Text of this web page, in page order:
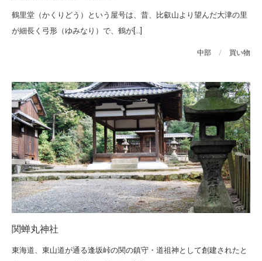
鶴里堂（かくりどう）という屋号は、昔、比叡山より望んだ大津の里
が細長く弓形（ゆみなり）で、鶴が[...]
中部 / 買い物
関蝉丸神社
東海道、東山道が通る逢坂峠の関の鎮守・道祖神として創建されたと